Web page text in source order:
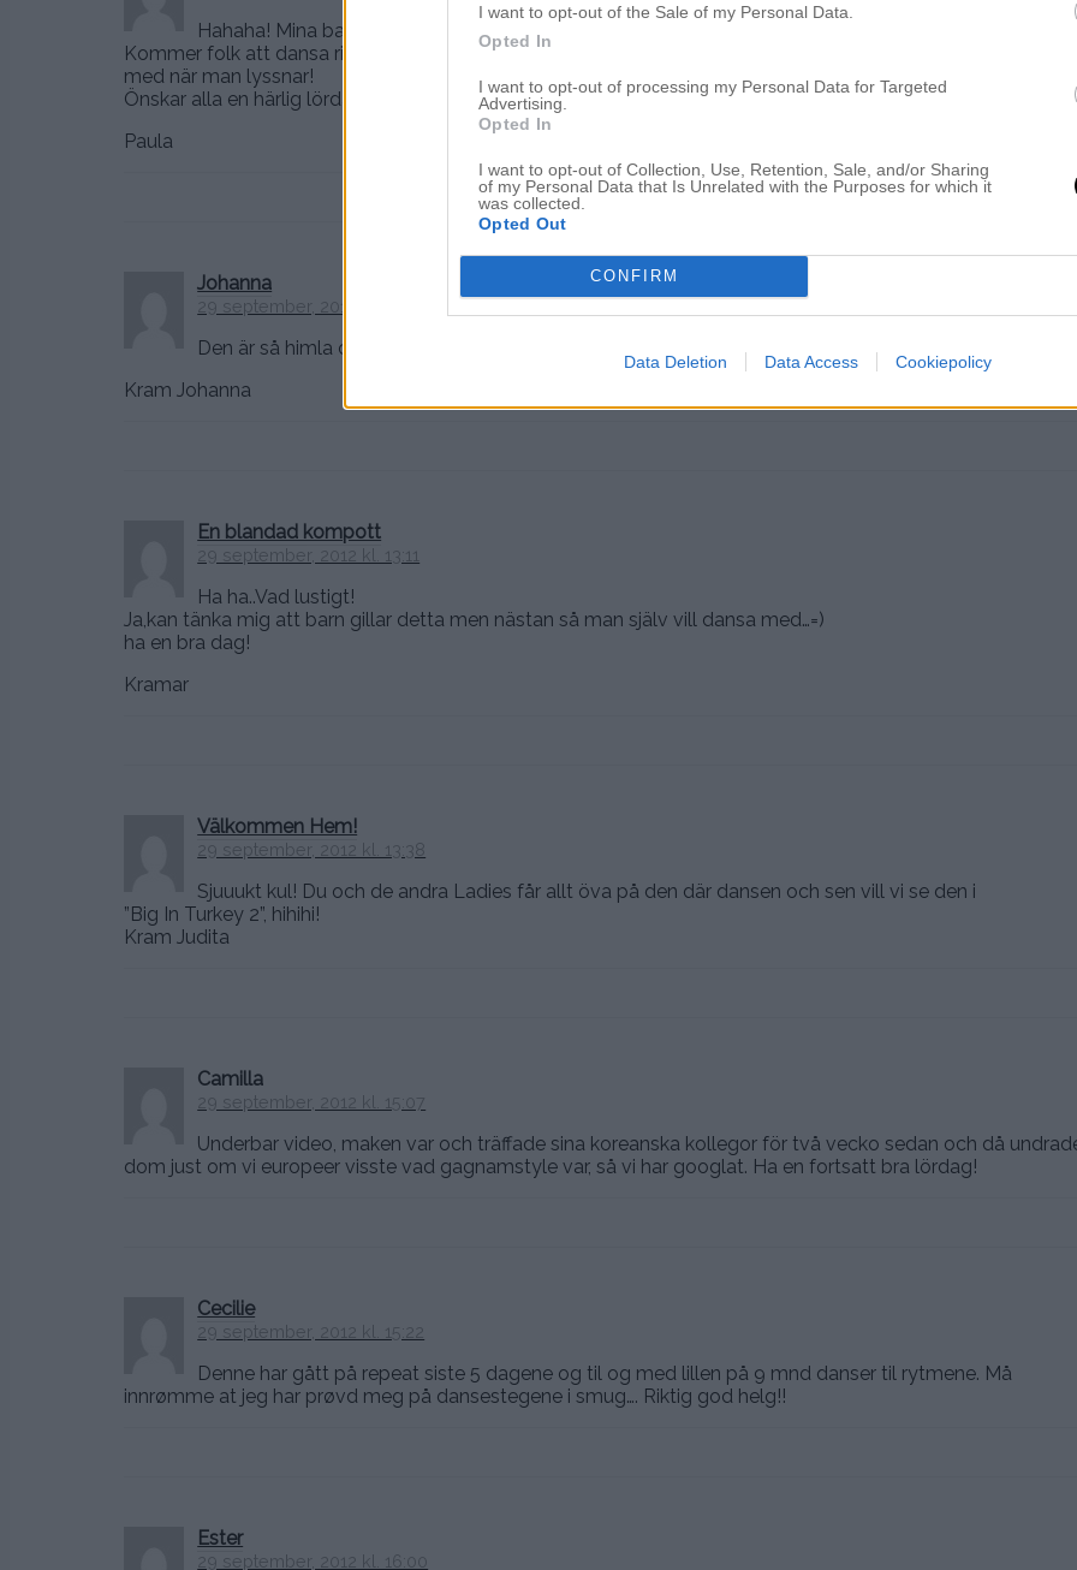
I want to opt-out of the Sale of my Personal Data.
Opted In
I want to opt-out of processing my Personal Data for Targeted
Advertising.
Opted In
I want to opt-out of Collection, Use, Retention, Sale, and/or Sharing
of my Personal Data that Is Unrelated with the Purposes for which it
was collected.
Opted Out
CONFIRM
Data Deletion Data Access Cookiepolicy
Hahaha! Mina barn diggade med direkt när jag tryckte på play! Superinne den här nu tydligen.
Kommer folk att dansa rid-dansen på clubarna i höst,tro? Tror nog det…… Kan bara hålla med om att man
med när man lyssnar!
Önskar alla en härlig lördag!
Paula
Johanna
29 september, 2012 kl. 12:09
Den är så himla cool, riktigt svängig!! Vi pratade om den igår på gården:)
Kram Johanna
En blandad kompott
29 september, 2012 kl. 13:11
Ha ha..Vad lustigt!
Ja,kan tänka mig att barn gillar detta men nästan så man själv vill dansa med…=)
ha en bra dag!
Kramar
Välkommen Hem!
29 september, 2012 kl. 13:38
Sjuuukt kul! Du och de andra Ladies får allt öva på den där dansen och sen vill vi se den i
”Big In Turkey 2”, hihihi!
Kram Judita
Camilla
29 september, 2012 kl. 15:07
Underbar video, maken var och träffade sina koreanska kollegor för två vecko sedan och då
dom just om vi europeer visste vad gagnamstyle var, så vi har googlat. Ha en fortsatt bra lördag!
Cecilie
29 september, 2012 kl. 15:22
Denne har gått på repeat siste 5 dagene og til og med lillen på 9 mnd danser til rytmene. Må
innrømme at jeg har prøvd meg på dansestegene i smug…. Riktig god helg!!
Ester
29 september, 2012 kl. 16:00